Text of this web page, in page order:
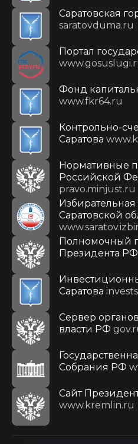
Саратовская
saratovduma.ru
Портал
Фонд
www.fkr64.ru
Контрольно-
Саратова
Нормативные
Российской
pravo.minjust.ru
Саратовской
Полномочный
Президента
Саратова
Сервер
власти РФ
Собрания РФ
Cайт
www.kremlin.ru